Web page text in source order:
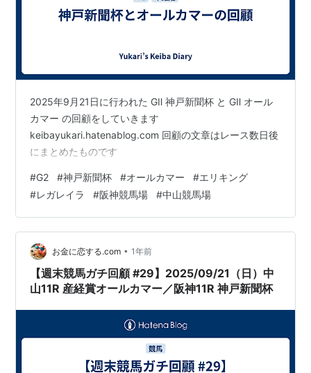
1997年9月
14日
中山 芝
2200
メジロドーベル
牝
3
2200
日
2200
7
男
第46
2000年9月
24日
中山 芝
2200
ウ
4
回
23日
2200
6
第48
回
2002年9月
22日
新潟 芝
2200
ロサード
6
輝
回
28日
2200
第50
2004年9月
26日
中山 芝
2200
トーセンダンデ
ィ
牡
6
勝浦正
樹
2200
ブ
2200
バランスオブゲ
ーム
2025年9月21日に行われた GⅡ 神戸新聞杯 と GⅡ オール
カマー の回顧をしていきます
keibayukari.hatenablog.com 回顧の文章はレース数日後
にまとめたものです
#G2 #神戸新聞杯 #オールカマー #エリキング
#レガレイラ #阪神競馬場 #中山競馬場
お金に恋する.com • 1年前
【週末競馬ガチ回顧 #29】2025/09/21（日）中
山11R 産経賞オールカマー／阪神11R 神戸新聞杯